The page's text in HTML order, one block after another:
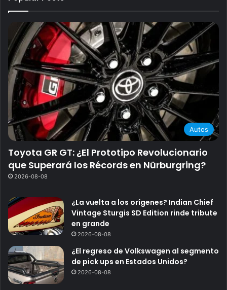
Autos
Toyota GR GT: ¿El Prototipo Revolucionario
que Superará los Récords en Nürburgring?
2026-08-08
¿La vuelta a los orígenes? Indian Chief
Vintage Sturgis SD Edition rinde tribute
en grande
2026-08-08
¿El regreso de Volkswagen al segmento
de pick ups en Estados Unidos?
2026-08-08